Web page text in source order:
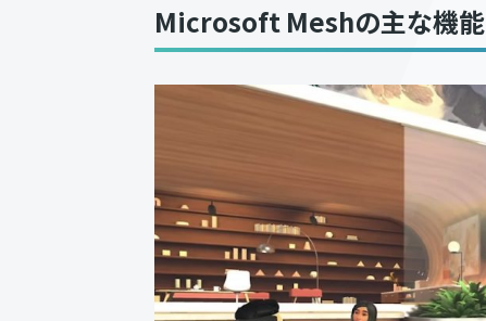
Microsoft Meshの主な機能